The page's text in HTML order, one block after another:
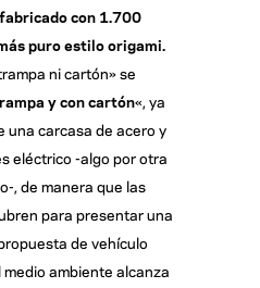
fabricado con 1.700
puro estilo origami.
ni cartón» se
y con cartón«, ya
una carcasa de acero y
eléctrico -algo por otra
, de manera que las
para presentar una
de vehículo
ambiente alcanza